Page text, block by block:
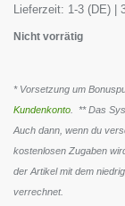
Lieferzeit: 1-3 (DE) |
Nicht vorrätig
* Vorsetzung um
Kundenkonto . ** Das
Auch dann, wenn du
kostenlosen Zugaben
der Artikel mit dem
verrechnet.